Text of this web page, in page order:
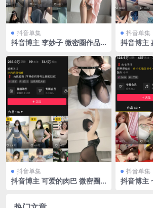
抖音单集
抖音博主 李妙子 微密圈作品
抖音单集
抖音博主
抖音单集
抖音博主 可爱的肉巴 微密圈
抖音单集
抖音博主